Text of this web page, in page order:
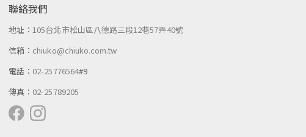
聯絡我們
地址： 105台北市松山區八德路三段12巷57弄40號
信箱： chiuko@chiuko.com.tw
電話： 02-25776564#9
傳真： 02-25789205